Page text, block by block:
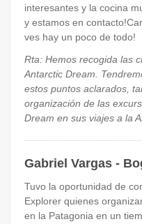
interesantes y la cocina
y estamos en
ves hay un poco de todo!
Rta: Hemos recogida las
Antarctic Dream.
estos puntos aclarados,
organización de las
Dream en sus viajes a la
Gabriel Vargas -
Tuvo la oportunidad de
Explorer quienes
en la Patagonia en un